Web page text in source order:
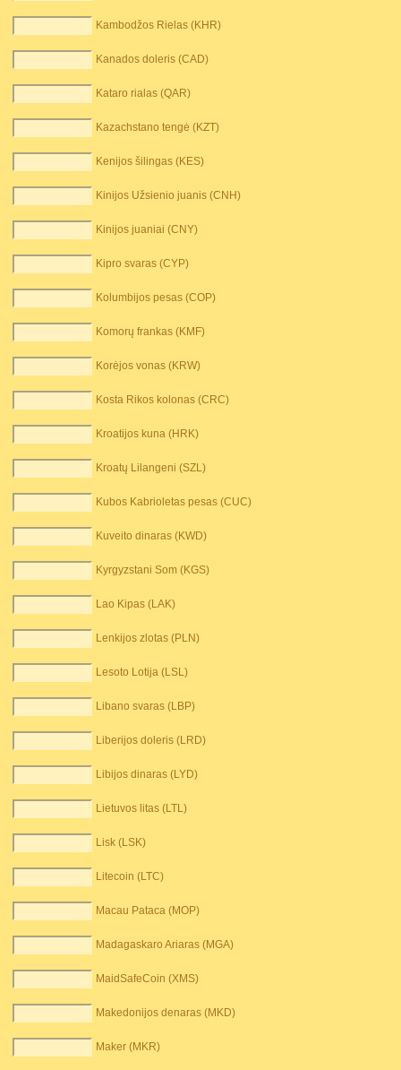
Kambodžos Rielas (KHR)
Kanados doleris (CAD)
Kataro rialas (QAR)
Kazachstano tengė (KZT)
Kenijos šilingas (KES)
Kinijos Užsienio juanis (CNH)
Kinijos juaniai (CNY)
Kipro svaras (CYP)
Kolumbijos pesas (COP)
Komorų frankas (KMF)
Korėjos vonas (KRW)
Kosta Rikos kolonas (CRC)
Kroatijos kuna (HRK)
Kroatų Lilangeni (SZL)
Kubos Kabrioletas pesas (CUC)
Kuveito dinaras (KWD)
Kyrgyzstani Som (KGS)
Lao Kipas (LAK)
Lenkijos zlotas (PLN)
Lesoto Lotija (LSL)
Libano svaras (LBP)
Liberijos doleris (LRD)
Libijos dinaras (LYD)
Lietuvos litas (LTL)
Lisk (LSK)
Litecoin (LTC)
Macau Pataca (MOP)
Madagaskaro Ariaras (MGA)
MaidSafeCoin (XMS)
Makedonijos denaras (MKD)
Maker (MKR)